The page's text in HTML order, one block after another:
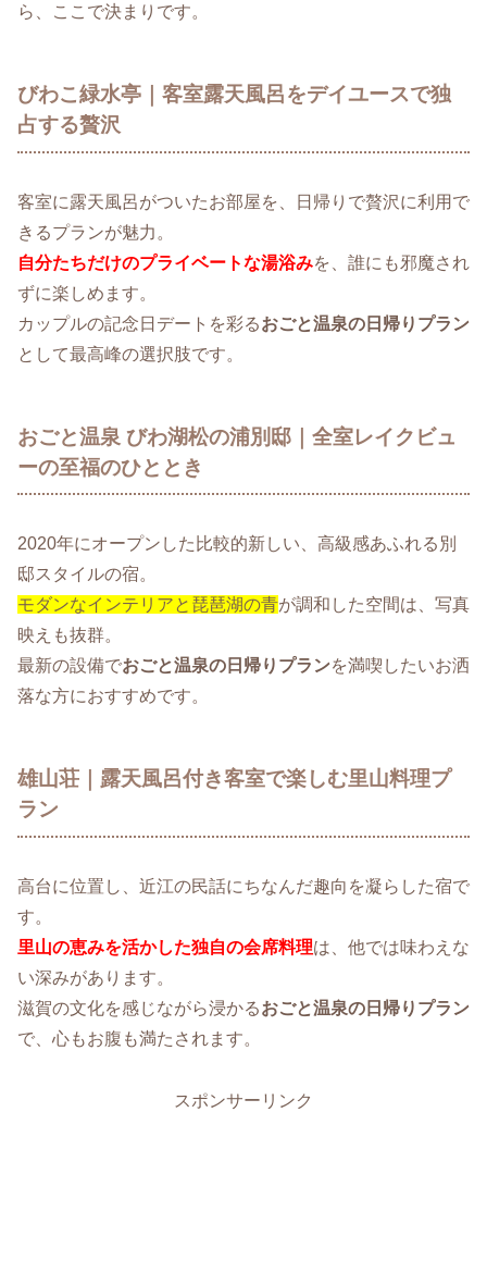
ら、ここで決まりです。
びわこ緑水亭｜客室露天風呂をデイユースで独
占する贅沢
客室に露天風呂がついたお部屋を、日帰りで贅沢に利用で
きるプランが魅力。
自分たちだけのプライベートな湯浴みを、誰にも邪魔され
ずに楽しめます。
カップルの記念日デートを彩るおごと温泉の日帰りプラン
として最高峰の選択肢です。
おごと温泉 びわ湖松の浦別邸｜全室レイクビュ
ーの至福のひととき
2020年にオープンした比較的新しい、高級感あふれる別
邸スタイルの宿。
モダンなインテリアと琵琶湖の青が調和した空間は、写真
映えも抜群。
最新の設備でおごと温泉の日帰りプランを満喫したいお洒
落な方におすすめです。
雄山荘｜露天風呂付き客室で楽しむ里山料理プ
ラン
高台に位置し、近江の民話にちなんだ趣向を凝らした宿で
す。
里山の恵みを活かした独自の会席料理は、他では味わえな
い深みがあります。
滋賀の文化を感じながら浸かるおごと温泉の日帰りプラン
で、心もお腹も満たされます。
スポンサーリンク